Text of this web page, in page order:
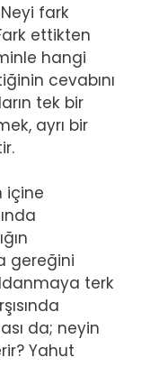
Neyi fark
ettikten
hangi
cevabını
tek bir
ayrı bir
içine
gereğini
terk
da; neyin
Yahut